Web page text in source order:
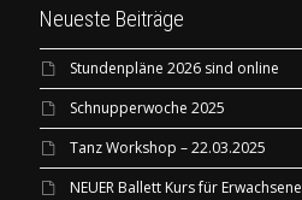
Neueste Beiträge
Stundenpläne 2026 sind online
Schnupperwoche 2025
Tanz Workshop – 22.03.2025
NEUER Ballett Kurs für Erwachsene